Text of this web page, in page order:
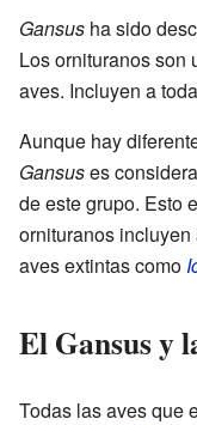
Gansus ha sido
Los ornituranos son
aves. Incluyen a
Aunque hay
Gansuses
de este grupo. Esto
ornituranos
aves extintas como
El Gansus y
Todas las aves que